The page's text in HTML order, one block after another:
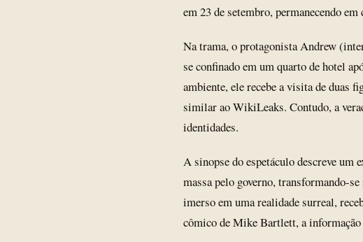
em 23 de setembro, permanecendo
Na trama, o protagonista Andrew
se confinado em um quarto de hotel
ambiente, ele recebe a visita de duas
similar ao WikiLeaks. Contudo, a
identidades.
A sinopse do espetáculo descreve
massa pelo governo, transformando-
imerso em uma realidade surreal,
cômico de Mike Bartlett, a informação